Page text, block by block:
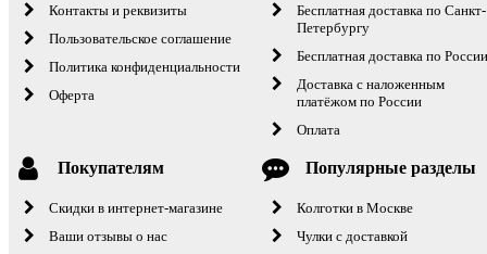
Контакты и реквизиты
Пользовательское соглашение
Политика конфиденциальности
Оферта
Бесплатная доставка по Санкт-
Петербургу
Бесплатная доставка по
Доставка с наложенным
платёжом по России
Оплата
Покупателям
Скидки в интернет-магазине
Ваши отзывы о нас
Популярные разделы
Колготки в Москве
Чулки с доставкой